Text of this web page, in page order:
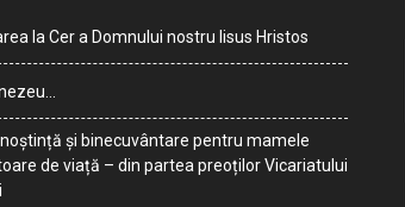
la Cer a Domnului nostru Iisus Hristos
și binecuvântare pentru mamele
de viață – din partea preoților Vicariatului